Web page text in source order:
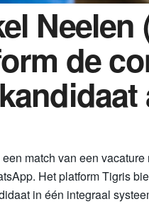
Neelen
de
een match van een
Het platform Tigris
in één integraal